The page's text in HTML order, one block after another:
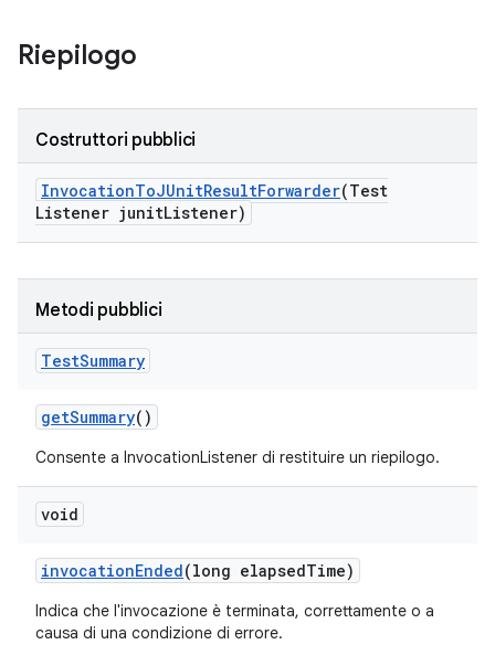
Riepilogo
Costruttori pubblici
InvocationToJUnitResultForwarder(Test
Listener junitListener)
Metodi pubblici
TestSummary
getSummary()
Consente a InvocationListener di restituire un riepilogo.
void
invocationEnded(long elapsedTime)
Indica che l'invocazione è terminata, correttamente o a
causa di una condizione di errore.